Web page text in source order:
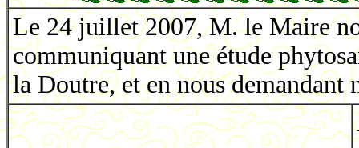
Le 24 juillet 2007, M. le Maire
communiquant une étude
la Doutre, et en nous demandant